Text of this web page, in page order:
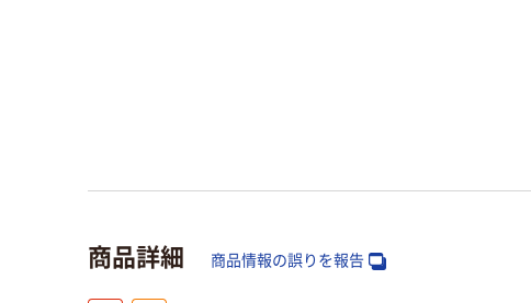
商品詳細 商品情報の誤りを報告